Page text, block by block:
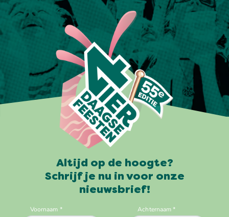
Altijd op de hoogte?
Schrijf je nu in voor onze
nieuwsbrief!